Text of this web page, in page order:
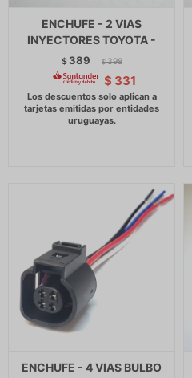
ENCHUFE - 2 VIAS
INYECTORES TOYOTA -
$ 389 $ 398
$ 331
ENCHUFE - 4 VIAS BULBO